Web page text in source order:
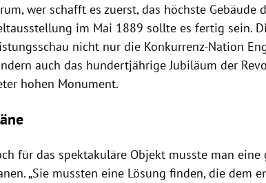
wer schafft es zuerst, das höchste Gebäude
im Mai 1889 sollte es fertig sein.
nicht nur die Konkurrenz-Nation
auch das hundertjährige Jubiläum der
hohen Monument.
für das spektakuläre Objekt musste man
„Sie mussten eine Lösung finden, die dem